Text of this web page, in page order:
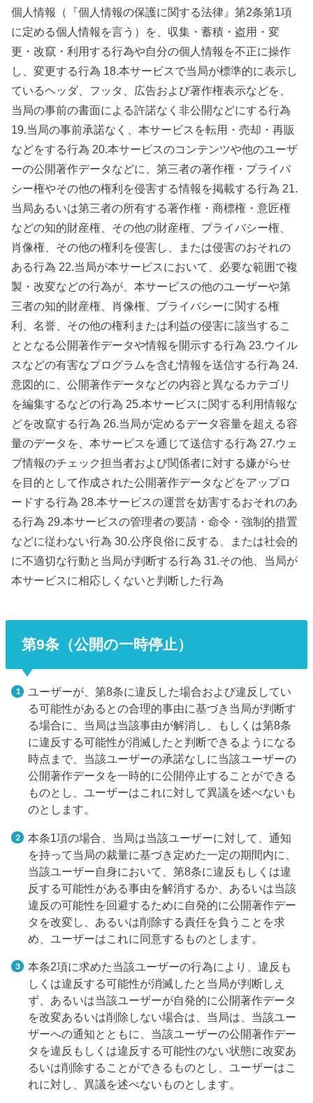
個人情報（『個人情報の保護に関する法律』第2条第1項
に定める個人情報を言う）を、収集・蓄積・盗用・変
更・改竄・利用する行為や自分の個人情報を不正に操作
し、変更する行為 18.本サービスで当局が標準的に表示し
ているヘッダ、フッタ、広告および著作権表示などを、
当局の事前の書面による許諾なく非公開などにする行為
19.当局の事前承諾なく、本サービスを転用・売却・再販
などをする行為 20.本サービスのコンテンツや他のユーザ
ーの公開著作データなどに、第三者の著作権・プライバ
シー権やその他の権利を侵害する情報を掲載する行為 21.
当局あるいは第三者の所有する著作権・商標権・意匠権
などの知的財産権、その他の財産権、プライバシー権、
肖像権、その他の権利を侵害し、または侵害のおそれの
ある行為 22.当局が本サービスにおいて、必要な範囲で複
製・改変などの行為が、本サービスの他のユーザーや第
三者の知的財産権、肖像権、プライバシーに関する権
利、名誉、その他の権利または利益の侵害に該当するこ
ととなる公開著作データや情報を開示する行為 23.ウイル
スなどの有害なプログラムを含む情報を送信する行為 24.
意図的に、公開著作データなどの内容と異なるカテゴリ
を編集するなどの行為 25.本サービスに関する利用情報な
どを改竄する行為 26.当局が定めるデータ容量を超える容
量のデータを、本サービスを通じて送信する行為 27.ウェ
ブ情報のチェック担当者および関係者に対する嫌がらせ
を目的として作成された公開著作データなどをアップロ
ードする行為 28.本サービスの運営を妨害するおそれのあ
る行為 29.本サービスの管理者の要請・命令・強制的措置
などに従わない行為 30.公序良俗に反する、または社会的
に不適切な行動と当局が判断する行為 31.その他、当局が
本サービスに相応しくないと判断した行為
第9条（公開の一時停止）
ユーザーが、第8条に違反した場合および違反してい
る可能性があるとの合理的事由に基づき当局が判断す
る場合に、当局は当該事由が解消し、もしくは第8条
に違反する可能性が消滅したと判断できるようになる
時点まで、当該ユーザーの承諾なしに当該ユーザーの
公開著作データを一時的に公開停止することができる
ものとし、ユーザーはこれに対して異議を述べないも
のとします。
本条1項の場合、当局は当該ユーザーに対して、通知
を持って当局の裁量に基づき定めた一定の期間内に、
当該ユーザー自身において、第8条に違反もしくは違
反する可能性がある事由を解消するか、あるいは当該
違反の可能性を回避するために自発的に公開著作デー
タを改変し、あるいは削除する責任を負うことを求
め、ユーザーはこれに同意するものとします。
本条2項に求めた当該ユーザーの行為により、違反も
しくは違反する可能性が消滅したと当局が判断しえ
ず、あるいは当該ユーザーが自発的に公開著作データ
を改変あるいは削除しない場合は、当局は、当該ユー
ザーへの通知とともに、当該ユーザーの公開著作デー
タを違反もしくは違反する可能性のない状態に改変あ
るいは削除することができるものとし、ユーザーはこ
れに対し、異議を述べないものとします。